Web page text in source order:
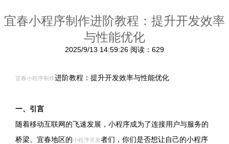
宜春小程序制作进阶教程：提升开发效率
与性能优化
2025/9/13 14:59:26 阅读：629
宜春小程序制作进阶教程：提升开发效率与性能优化
一、引言
随着移动互联网的飞速发展，小程序成为了连接用户与服务的
桥梁。宜春地区的小程序开发者们，你们是否想让自己的小程序